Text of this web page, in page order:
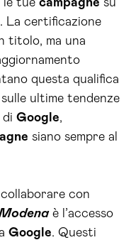
le tue campagne su
. La certificazione
titolo, ma una
questa qualifica
ultime tendenze
di Google,
siano sempre al
con
è l’accesso
Google. Questi